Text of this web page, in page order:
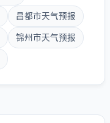
昌都市天气预报
锦州市天气预报